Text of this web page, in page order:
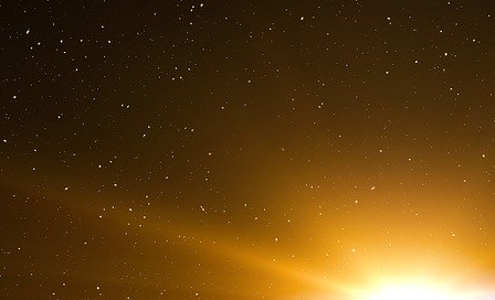
Les forces de l’ordre européennes, en
l’ensemble des acheteurs grâce à un
numériques et les connexions au réseau Tor,
Écarté in extremis de la délégation
C’est la chronologie qui frappe. «
d’Emmanuel Macron au Japon et en
économique et technologique. Les
conviés pour renforcer les liens
l’international.